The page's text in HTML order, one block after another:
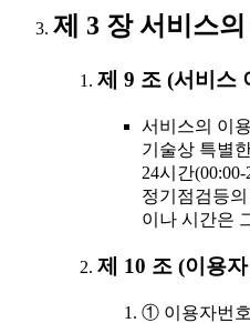
제 3 장 서비스
제 9 조 (서비스
서비스의 이
기술상 특별
24시간
정기점검등
이나 시간은
제 10 조 (이용
① 이용자번호